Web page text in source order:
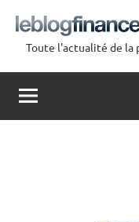
contenu
Le
Blog
Finance
Toute l'actualité de la